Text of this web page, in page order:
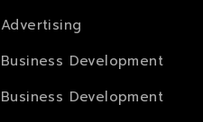
Advertising
Business Development
Business Development